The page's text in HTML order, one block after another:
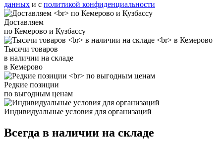
данных и с политикой конфиденциальности
Доставляем
по Кемерово и Кузбассу
Тысячи товаров
в наличии на складе
в Кемерово
Редкие позиции
по выгодным ценам
Индивидуальные условия для организаций
Всегда в наличии на складе